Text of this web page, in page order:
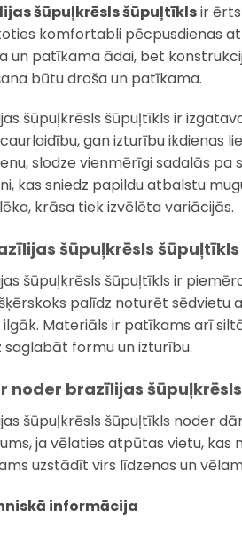
šūpuļkrēsls šūpuļtīklsir
komfortabli pēcpusdienas
un patīkama ādai, bet
būtu droša un patīkama.
šūpuļkrēsls šūpuļtīkls ir
gan izturību ikdienas
slodze vienmērīgi sadalās
kas sniedz papildu atbalstu
krāsa tiek izvēlēta variācijās.
šūpuļkrēsls
šūpuļkrēsls šūpuļtīkls ir
palīdz noturēt sēdvietu
Materiāls ir patīkams arī
saglabāt formu un izturību.
noder brazīlijas
šūpuļkrēsls šūpuļtīkls noder
ja vēlaties atpūtas vietu, kas
uzstādīt virs līdzenas un
informācija